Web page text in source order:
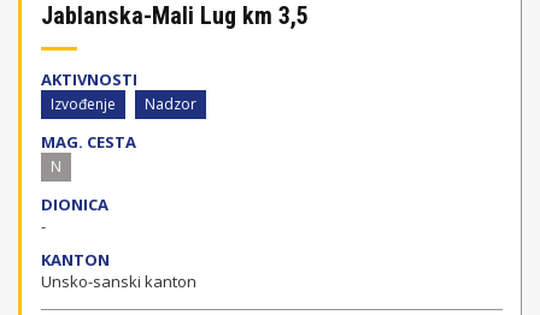
Jablanska-Mali Lug km 3,5
AKTIVNOSTI
Izvođenje Nadzor
MAG. CESTA
N
DIONICA
-
KANTON
Unsko-sanski kanton